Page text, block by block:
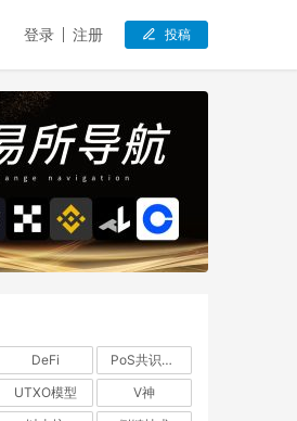
登录 注册 投稿
DeFi
PoS共识机制
UTXO模型
V神